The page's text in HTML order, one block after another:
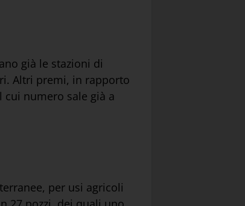
già le stazioni di
Altri premi, in rapporto
numero sale già a
per usi agricoli